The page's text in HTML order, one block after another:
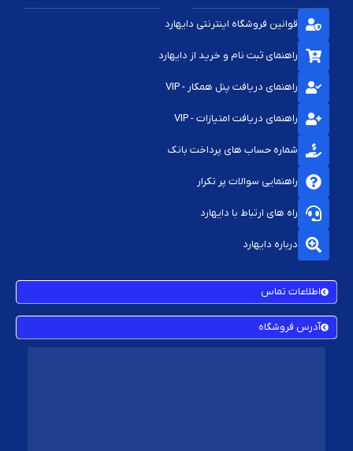
قوانین فروشگاه اینترنتی دایهارد
راهنمای ثبت نام و خرید از دایهارد
راهنمای دریافت پنل همکار - VIP
راهنمای دریافت امتیازات - VIP
شماره حساب های پرداخت بانک
راهنمایی سوالات پر تکرار
راه های ارتباط با دایهارد
درباره دایهارد
اطلاعات تماس
آدرس فروشگاه